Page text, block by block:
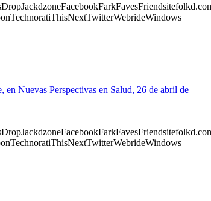
Nuevas Perspectivas en Salud, 26 de abril de